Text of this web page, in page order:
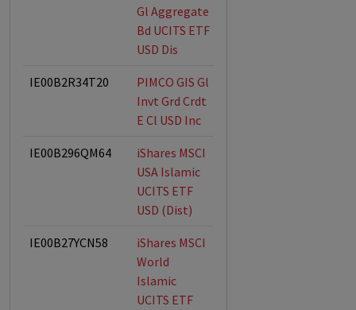
Gl Aggregate
Bd UCITS ETF
USD Dis
IE00B2R34T20
PIMCO GIS Gl
Invt Grd Crdt
E Cl USD Inc
IE00B296QM64
iShares MSCI
USA Islamic
UCITS ETF
USD (Dist)
IE00B27YCN58
iShares MSCI
World
Islamic
UCITS ETF